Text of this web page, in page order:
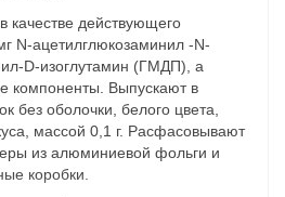
качестве действующего
N-ацетилглюкозаминил -N-
D-изоглутамин (ГМДП), а
компоненты. Выпускают в
без оболочки, белого цвета,
массой 0,1 г. Расфасовывают
из алюминиевой фольги и
коробки.